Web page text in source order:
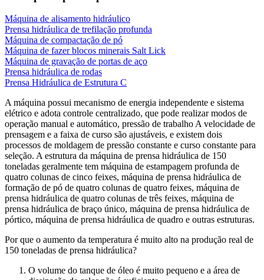
Máquina de alisamento hidráulico
Prensa hidráulica de trefilação profunda
Máquina de compactação de pó
Máquina de fazer blocos minerais Salt Lick
Máquina de gravação de portas de aço
Prensa hidráulica de rodas
Prensa Hidráulica de Estrutura C
A máquina possui mecanismo de energia independente e sistema
elétrico e adota controle centralizado, que pode realizar modos de
operação manual e automático, pressão de trabalho A velocidade de
prensagem e a faixa de curso são ajustáveis, e existem dois
processos de moldagem de pressão constante e curso constante para
seleção. A estrutura da máquina de prensa hidráulica de 150
toneladas geralmente tem máquina de estampagem profunda de
quatro colunas de cinco feixes, máquina de prensa hidráulica de
formação de pó de quatro colunas de quatro feixes, máquina de
prensa hidráulica de quatro colunas de três feixes, máquina de
prensa hidráulica de braço único, máquina de prensa hidráulica de
pórtico, máquina de prensa hidráulica de quadro e outras estruturas.
Por que o aumento da temperatura é muito alto na produção real de
150 toneladas de prensa hidráulica?
O volume do tanque de óleo é muito pequeno e a área de